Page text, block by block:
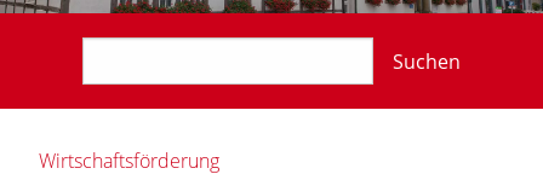
Suchen
Wirtschaftsförderung